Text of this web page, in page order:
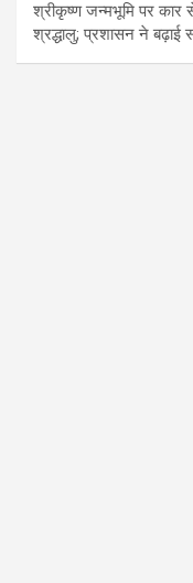
श्रीकृष्ण जन्मभूमि पर
श्रद्धालु; प्रशासन ने बढ़ाई